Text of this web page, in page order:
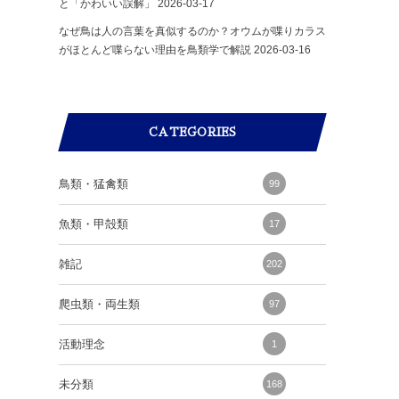
と「かわいい誤解」
2026-03-17
なぜ鳥は人の言葉を真似するのか？オウムが喋りカラス
がほとんど喋らない理由を鳥類学で解説 2026-03-16
CATEGORIES
鳥類・猛禽類 99
魚類・甲殻類 17
雑記 202
爬虫類・両生類 97
活動理念 1
未分類 168